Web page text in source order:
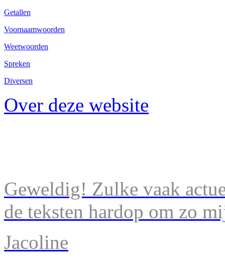
Getallen
Voornaamwoorden
Weetwoorden
Spreken
Diversen
Over deze website
Geweldig! Zulke vaak
de teksten hardop om zo
Jacoline